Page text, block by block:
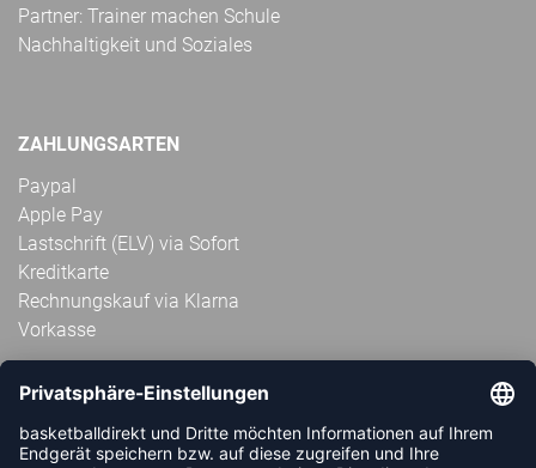
Partner: Trainer machen Schule
Nachhaltigkeit und Soziales
ZAHLUNGSARTEN
Paypal
Apple Pay
Lastschrift (ELV) via Sofort
Kreditkarte
Rechnungskauf via Klarna
Vorkasse
ABONNIERE JETZT DEN KOSTENLOSEN
HANDBALLDIREKT-NEWSLETTER UND VERPASSE KEINE